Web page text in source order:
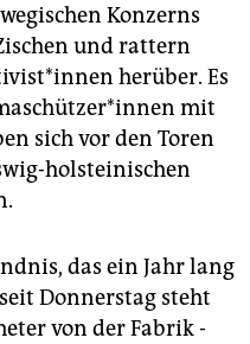
Konzerns
und rattern
her­über. Es
mit
sich vor den Toren
holsteinischen
das ein Jahr lang
Donnerstag steht
von der Fabrik